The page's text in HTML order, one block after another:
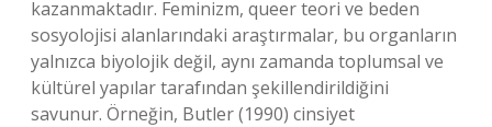
kazanmaktadır. Feminizm, queer teori ve beden
sosyolojisi alanlarındaki araştırmalar, bu organların
yalnızca biyolojik değil, aynı zamanda toplumsal ve
kültürel yapılar tarafından şekillendirildiğini
savunur. Örneğin, Butler (1990) cinsiyet